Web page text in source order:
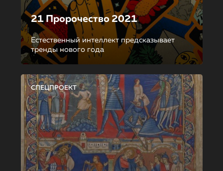
21 Пророчество 2021
Естественный интеллект предсказывает
тренды нового года
СПЕЦПРОЕКТ